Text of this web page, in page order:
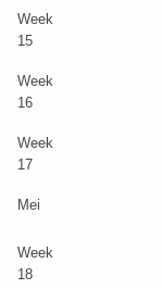
Week
15
Week
16
Week
17
Mei
Week
18